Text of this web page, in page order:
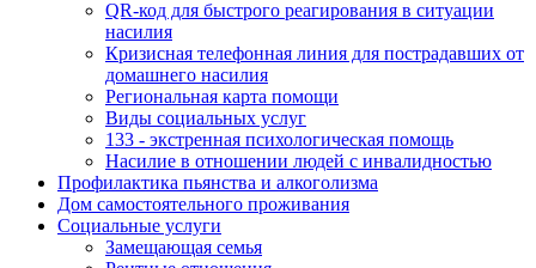
QR-код для быстрого реагирования в ситуации
насилия
Кризисная телефонная линия для пострадавших от
домашнего насилия
Региональная карта помощи
Виды социальных услуг
133 - экстренная психологическая помощь
Насилие в отношении людей с инвалидностью
Профилактика пьянства и алкоголизма
Дом самостоятельного проживания
Социальные услуги
Замещающая семья